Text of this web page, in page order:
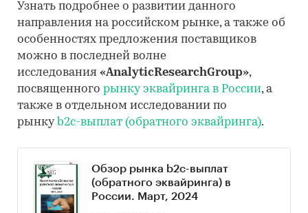
Узнать подробнее о развитии данного
направления на российском рынке, а также об
особенностях предложения поставщиков
можно в последней волне
исследования «AnalyticResearchGroup»,
посвященного рынку эквайринга в России, а
также в отдельном исследовании по
рынку b2c-выплат (обратного эквайринга).
Обзор рынка b2c-выплат
(обратного эквайринга) в
России. Март, 2024